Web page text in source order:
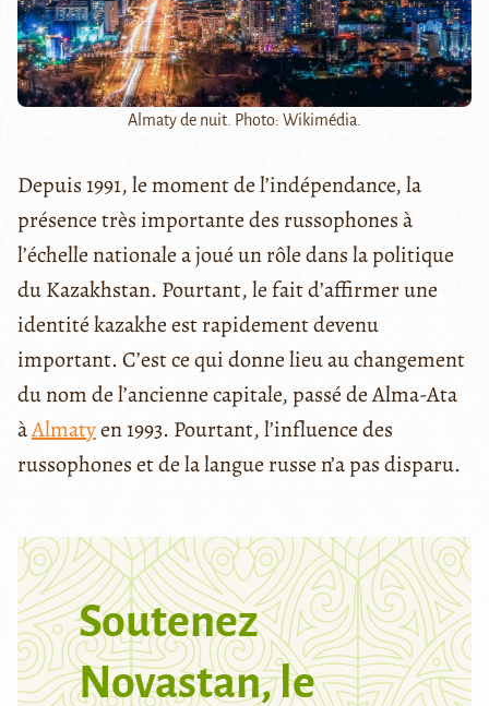
Almaty de nuit. Photo: Wikimédia.
Depuis 1991, le moment de l’indépendance, la
présence très importante des russophones à
l’échelle nationale a joué un rôle dans la politique
du Kazakhstan. Pourtant, le fait d’affirmer une
identité kazakhe est rapidement devenu
important. C’est ce qui donne lieu au changement
du nom de l’ancienne capitale, passé de Alma-Ata
àAlmatyen 1993. Pourtant, l’influence des
russophones et de la langue russe n’a pas disparu.
Soutenez
Novastan, le